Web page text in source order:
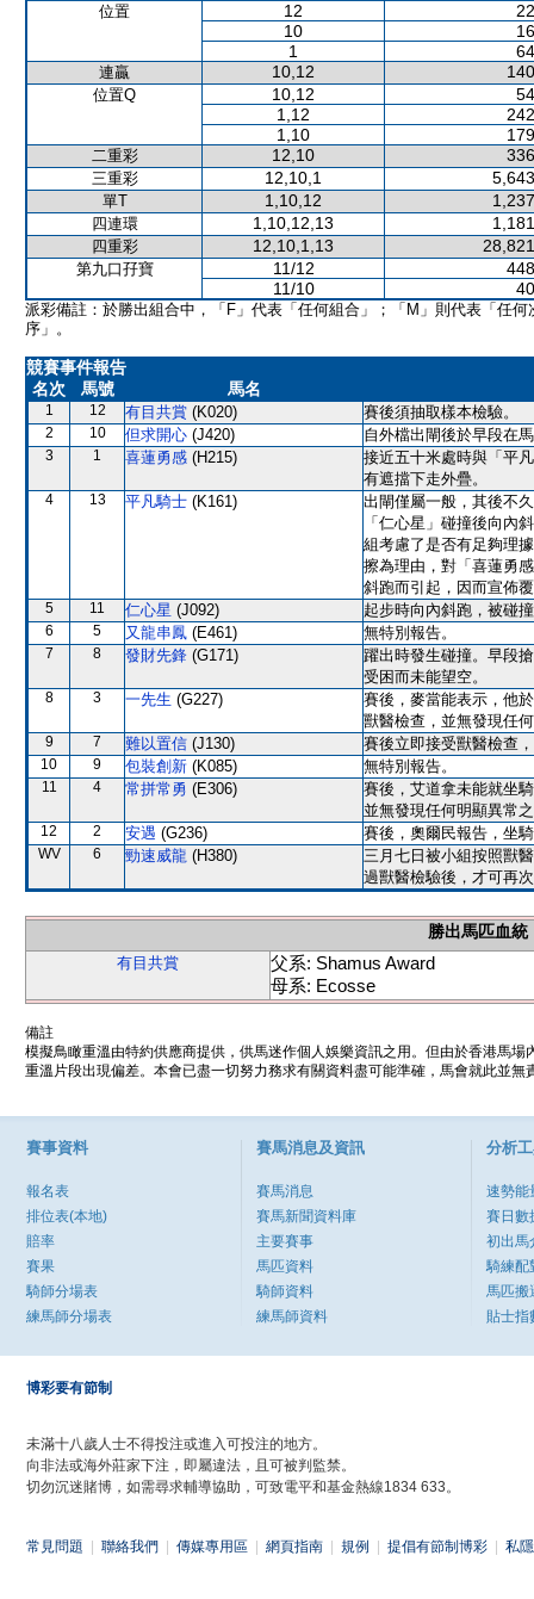
位置 12
10
1
連贏 10,12
位置Q 10,12
1,12
1,10
二重彩 12,10
三重彩 12,10,1
單T 1,10,12
四連環 1,10,12,13
四重彩 12,10,1,13
第九口孖寶 11/12
11/10
派彩備註：於勝出組合中，「F」代表「任何組合」；「M」則代表「任何
序」。
競賽事件報告
名次
馬號 馬名
1 12 有目共賞 (K020) 賽後須抽取樣本檢驗。
2 10 但求開心 (J420) 自外檔出閘後於早段在
3 1 喜蓮勇感 (H215)
接近五十米處時與「平
有遮擋下走外疊。
4 13 平凡騎士 (K161)
出閘僅屬一般，其後不
「仁心星」碰撞後向內
組考慮了是否有足夠理
擦為理由，對「喜蓮勇
斜跑而引起，因而宣佈
5 11 仁心星 (J092) 起步時向內斜跑，被碰
6 5 又龍串鳳 (E461) 無特別報告。
7 8 發財先鋒 (G171)
躍出時發生碰撞。早段
受困而未能望空。
8 3 一先生 (G227)
賽後，麥當能表示，他
獸醫檢查，並無發現任
9 7 難以置信 (J130) 賽後立即接受獸醫檢查
10 9 包裝創新 (K085) 無特別報告。
11 4 常拼常勇 (E306)
賽後，艾道拿未能就坐
並無發現任何明顯異常
12 2 安遇 (G236) 賽後，奧爾民報告，坐
WV 6 勁速威龍 (H380)
三月七日被小組按照獸
過獸醫檢驗後，才可再
勝出馬匹血統
有目共賞
父系: Shamus Award
母系: Ecosse
備註
模擬鳥瞰重溫由特約供應商提供，供馬迷作個人娛樂資訊之用。但由於香港馬
重溫片段出現偏差。本會已盡一切努力務求有關資料盡可能準確，馬會就此並
賽事資料
報名表
排位表(本地)
賠率
賽果
騎師分場表
練馬師分場表
賽馬消息及資訊
賽馬消息
賽馬新聞資料庫
主要賽事
馬匹資料
騎師資料
練馬師資料
分析
速勢能
賽日數
初出馬
騎練配
馬匹搬
貼士指
博彩要有節制
未滿十八歲人士不得投注或進入可投注的地方。
向非法或海外莊家下注，即屬違法，且可被判監禁。
切勿沉迷賭博，如需尋求輔導協助，可致電平和基金熱線1834 633。
常見問題 聯絡我們 傳媒專用區 網頁指南 規例 提倡有節制博彩 私